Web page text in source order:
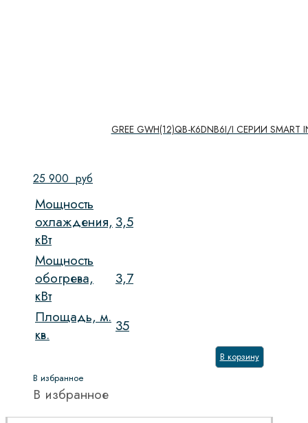
GREE GWH(12)QB-K6DNB6I/I СЕРИИ SMART
25 900 руб
Мощность
охлаждения,
кВт
3,5
Мощность
обогрева,
кВт
3,7
Площадь, м.
кв.
35
В корзину
В избранное
В избранное